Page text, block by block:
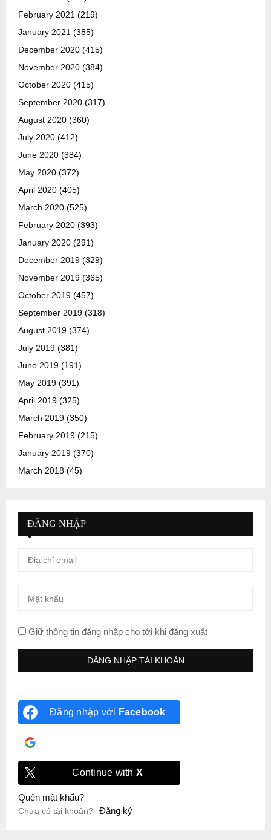
February 2021 (219)
January 2021 (385)
December 2020 (415)
November 2020 (384)
October 2020 (415)
September 2020 (317)
August 2020 (360)
July 2020 (412)
June 2020 (384)
May 2020 (372)
April 2020 (405)
March 2020 (525)
February 2020 (393)
January 2020 (291)
December 2019 (329)
November 2019 (365)
October 2019 (457)
September 2019 (318)
August 2019 (374)
July 2019 (381)
June 2019 (191)
May 2019 (391)
April 2019 (325)
March 2019 (350)
February 2019 (215)
January 2019 (370)
March 2018 (45)
ĐĂNG NHẬP
Giữ thông tin đăng nhập cho tới khi đăng xuất
Đăng nhập với Facebook
Continue with X
Quên mật khẩu?
Chưa có tài khoản? Đăng ký